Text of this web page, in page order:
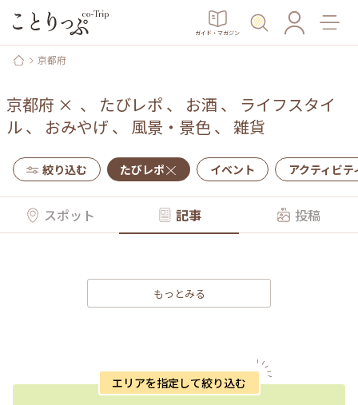
ガイド・マガジン
京都府
京都府 × 、 たびレポ 、 お酒 、 ライフスタイ
ル、 おみやげ 、 風景・景色、 雑貨
絞り込む たびレポ イベント アクティビテ
スポット 記事 投稿
もっとみる
エリアを指定して絞り込む